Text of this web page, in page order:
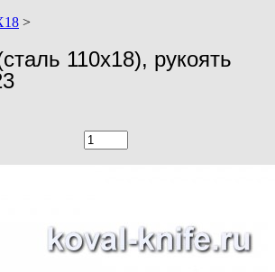
>
110х18), рукоять